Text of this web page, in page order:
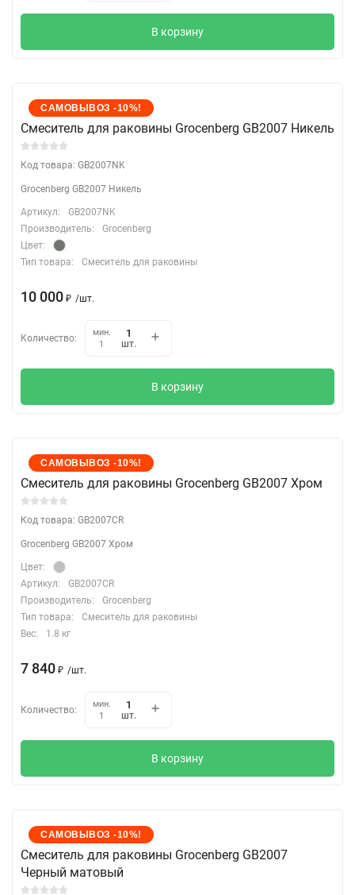
В корзину
САМОВЫВОЗ -10%!
Cмеситель для раковины Grocenberg GB2007 Никель
Код товара: GB2007NK
Grocenberg GB2007 Никель
Артикул:
GB2007NK
Производитель:
Grocenberg
Цвет:
Тип товара:
Смеситель для раковины
10 000 ₽ /шт.
Количество:
мин.
1
шт.
В корзину
САМОВЫВОЗ -10%!
Cмеситель для раковины Grocenberg GB2007 Хром
Код товара: GB2007CR
Grocenberg GB2007 Хром
Цвет:
Артикул:
GB2007CR
Производитель:
Grocenberg
Тип товара:
Смеситель для раковины
Вес:
1.8 кг
7 840 ₽ /шт.
Количество:
мин.
1
шт.
В корзину
САМОВЫВОЗ -10%!
Cмеситель для раковины Grocenberg GB2007
Черный матовый